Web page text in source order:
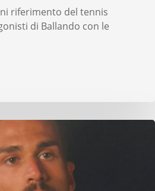
riferimento del tennis
di Ballando con le